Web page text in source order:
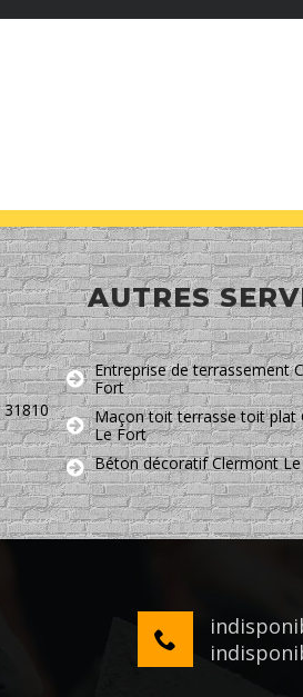
AUTRES
Entreprise de terrassement
Fort
Maçon toit terrasse toit plat
Le Fort
Béton décoratif Clermont